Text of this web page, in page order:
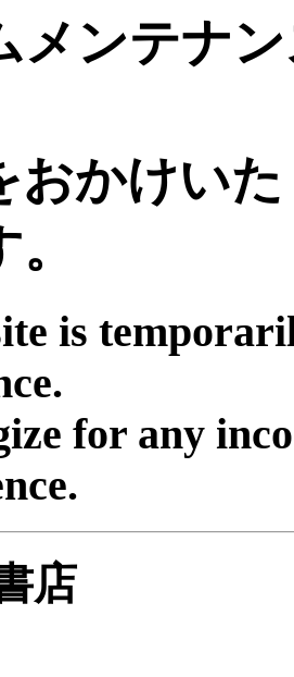
メンテナ
おかけい
is
for any
店